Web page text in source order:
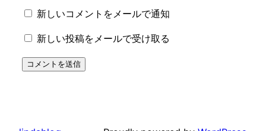
新しいコメントをメールで通知
新しい投稿をメールで受け取る